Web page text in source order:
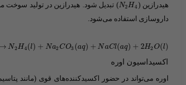
هیدرازین (​
N2H4
​) تبدیل شود. هیدرازین در تولید سوخت
داروسازی استفاده می‌شود.
N2H4 (l) + Na2 CO3 (aq) + NaCl(aq) + 2H2 O(l)
اکسیداسیون اوره
اوره می‌تواند در حضور اکسیدکننده‌های قوی (مانند